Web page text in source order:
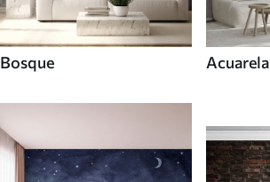
Bosque Acuarela